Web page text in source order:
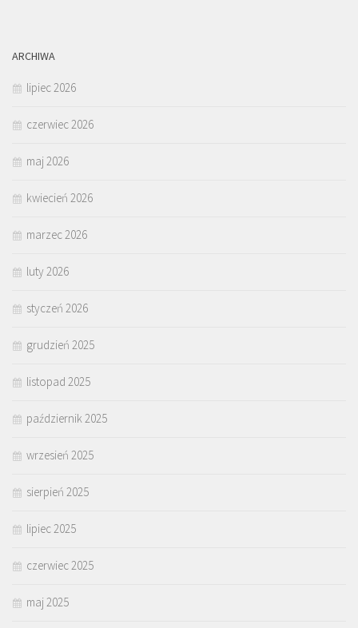
ARCHIWA
lipiec 2026
czerwiec 2026
maj 2026
kwiecień 2026
marzec 2026
luty 2026
styczeń 2026
grudzień 2025
listopad 2025
październik 2025
wrzesień 2025
sierpień 2025
lipiec 2025
czerwiec 2025
maj 2025